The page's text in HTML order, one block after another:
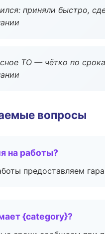
приняли быстро,
ТО — чётко по
вопросы
на работы?
предоставляем
{category}?